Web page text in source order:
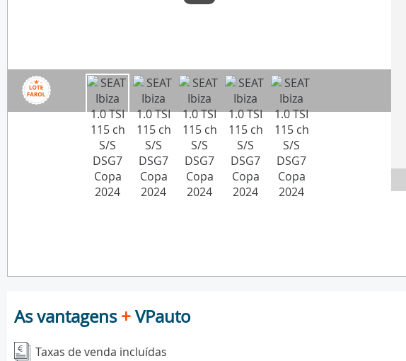
As vantagens+VPauto
Taxas de venda incluídas